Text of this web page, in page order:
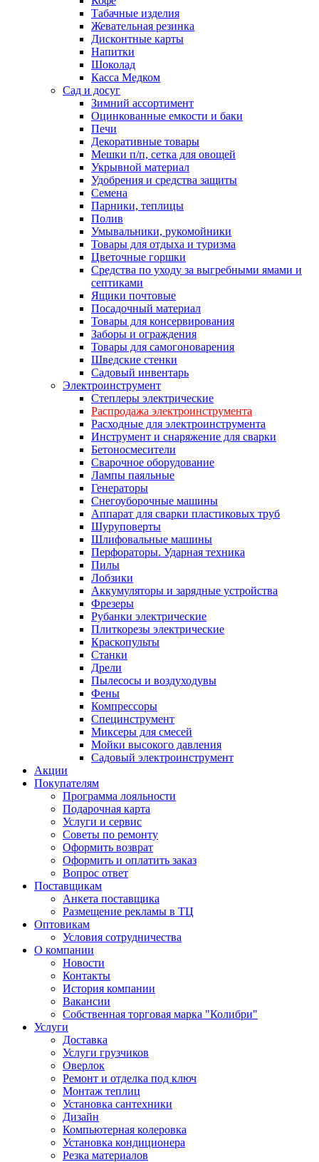
Табачные изделия
Жевательная резинка
Дисконтные карты
Напитки
Шоколад
Касса Медком
Сад и досуг
Зимний ассортимент
Оцинкованные емкости и баки
Печи
Декоративные товары
Мешки п/п, сетка для овощей
Укрывной материал
Удобрения и средства защиты
Семена
Парники, теплицы
Полив
Умывальники, рукомойники
Товары для отдыха и туризма
Цветочные горшки
Средства по уходу за выгребными ямами и
септиками
Ящики почтовые
Посадочный материал
Товары для консервирования
Заборы и ограждения
Товары для самогоноварения
Шведские стенки
Садовый инвентарь
Электроинструмент
Степлеры электрические
Распродажа электроинструмента
Расходные для электроинструмента
Инструмент и снаряжение для сварки
Бетоносмесители
Сварочное оборудование
Лампы паяльные
Генераторы
Снегоуборочные машины
Аппарат для сварки пластиковых труб
Шуруповерты
Шлифовальные машины
Перфораторы. Ударная техника
Пилы
Лобзики
Аккумуляторы и зарядные устройства
Фрезеры
Рубанки электрические
Плиткорезы электрические
Краскопульты
Станки
Дрели
Пылесосы и воздуходувы
Фены
Компрессоры
Специнструмент
Миксеры для смесей
Мойки высокого давления
Садовый электроинструмент
Акции
Покупателям
Программа лояльности
Подарочная карта
Услуги и сервис
Советы по ремонту
Оформить возврат
Оформить и оплатить заказ
Вопрос ответ
Поставщикам
Анкета поставщика
Размещение рекламы в ТЦ
Оптовикам
Условия сотрудничества
О компании
Новости
Контакты
История компании
Вакансии
Собственная торговая марка "Колибри"
Услуги
Доставка
Услуги грузчиков
Оверлок
Ремонт и отделка под ключ
Монтаж теплиц
Установка сантехники
Дизайн
Компьютерная колеровка
Установка кондиционера
Резка материалов